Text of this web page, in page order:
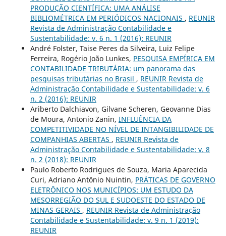
PRODUÇÃO CIENTÍFICA: UMA ANÁLISE
BIBLIOMÉTRICA EM PERIÓDICOS NACIONAIS , REUNIR
Revista de Administração Contabilidade e
Sustentabilidade: v. 6 n. 1 (2016): REUNIR
André Folster, Taise Peres da Silveira, Luiz Felipe
Ferreira, Rogério João Lunkes, PESQUISA EMPÍRICA EM
CONTABILIDADE TRIBUTÁRIA: um panorama das
pesquisas tributárias no Brasil , REUNIR Revista de
Administração Contabilidade e Sustentabilidade: v. 6
n. 2 (2016): REUNIR
Ariberto Dalchiavon, Gilvane Scheren, Geovanne Dias
de Moura, Antonio Zanin, INFLUÊNCIA DA
COMPETITIVIDADE NO NÍVEL DE INTANGIBILIDADE DE
COMPANHIAS ABERTAS , REUNIR Revista de
Administração Contabilidade e Sustentabilidade: v. 8
n. 2 (2018): REUNIR
Paulo Roberto Rodrigues de Souza, Maria Aparecida
Curi, Adriano Antônio Nuintin, PRÁTICAS DE GOVERNO
ELETRÔNICO NOS MUNICÍPIOS: UM ESTUDO DA
MESORREGIÃO DO SUL E SUDOESTE DO ESTADO DE
MINAS GERAIS , REUNIR Revista de Administração
Contabilidade e Sustentabilidade: v. 9 n. 1 (2019):
REUNIR